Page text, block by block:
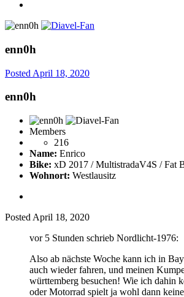
enn0h
Posted April 18, 2020
enn0h
Members
216
Name: Enrico
Bike: xD 2017 / MultistradaV4S / Fat
Wohnort: Westlausitz
Posted April 18, 2020
vor 5 Stunden schrieb Nordlicht-1976:
Also ab nächste Woche kann ich in
auch wieder fahren, und meinen
württemberg besuchen! Wie ich dahin
oder Motorrad spielt ja wohl dann